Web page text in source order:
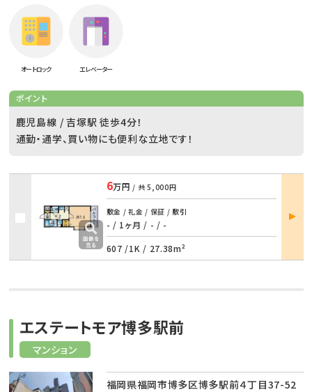
オートロック エレベーター
ポイント
鹿児島線 / 吉塚駅 徒歩4分！
通勤・通学、買い物にも便利な立地です！
6万円 / 共5,000円
敷金 / 礼金 / 保証 / 敷引
- / 1ヶ月 / - / -
607 /1K / 27.38m²
部屋
詳細
マンション
エステートモア博多駅前
福岡県福岡市博多区博多駅前４丁目37-52